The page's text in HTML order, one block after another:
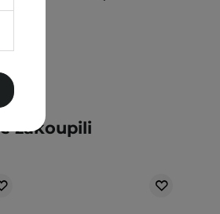
zakoupili